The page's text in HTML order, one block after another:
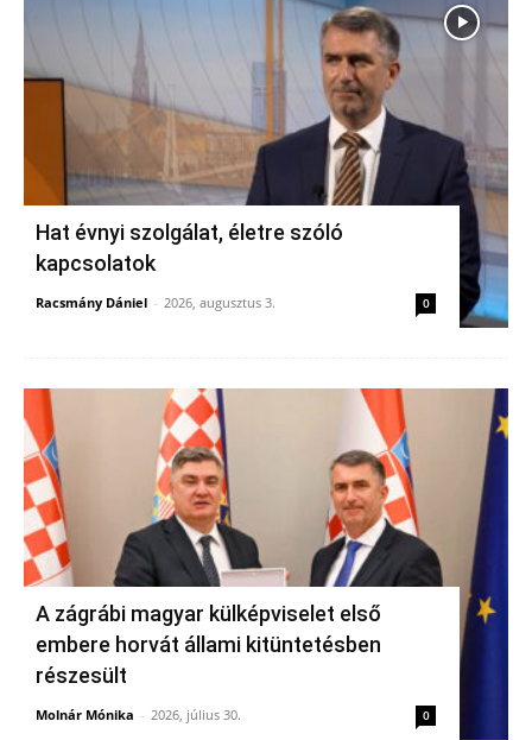
Hat évnyi szolgálat, életre szóló
kapcsolatok
Racsmány Dániel - 2026, augusztus 3. 0
A zágrábi magyar külképviselet első
embere horvát állami kitüntetésben
részesült
Molnár Mónika - 2026, július 30. 0